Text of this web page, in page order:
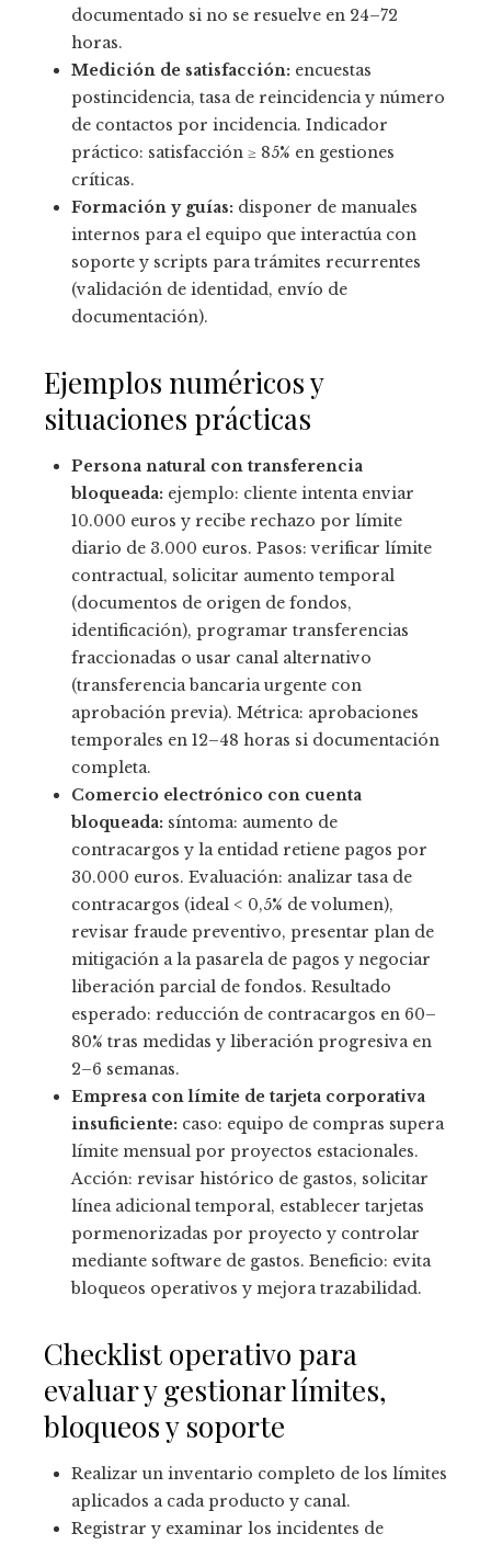
documentado si no se resuelve en 24–72
horas.
Medición de satisfacción: encuestas
postincidencia, tasa de reincidencia y número
de contactos por incidencia. Indicador
práctico: satisfacción ≥ 85% en gestiones
críticas.
Formación y guías: disponer de manuales
internos para el equipo que interactúa con
soporte y scripts para trámites recurrentes
(validación de identidad, envío de
documentación).
Ejemplos numéricos y
situaciones prácticas
Persona natural con transferencia
bloqueada: ejemplo: cliente intenta enviar
10.000 euros y recibe rechazo por límite
diario de 3.000 euros. Pasos: verificar límite
contractual, solicitar aumento temporal
(documentos de origen de fondos,
identificación), programar transferencias
fraccionadas o usar canal alternativo
(transferencia bancaria urgente con
aprobación previa). Métrica: aprobaciones
temporales en 12–48 horas si documentación
completa.
Comercio electrónico con cuenta
bloqueada: síntoma: aumento de
contracargos y la entidad retiene pagos por
30.000 euros. Evaluación: analizar tasa de
contracargos (ideal < 0,5% de volumen),
revisar fraude preventivo, presentar plan de
mitigación a la pasarela de pagos y negociar
liberación parcial de fondos. Resultado
esperado: reducción de contracargos en 60–
80% tras medidas y liberación progresiva en
2–6 semanas.
Empresa con límite de tarjeta corporativa
insuficiente: caso: equipo de compras supera
límite mensual por proyectos estacionales.
Acción: revisar histórico de gastos, solicitar
línea adicional temporal, establecer tarjetas
pormenorizadas por proyecto y controlar
mediante software de gastos. Beneficio: evita
bloqueos operativos y mejora trazabilidad.
Checklist operativo para
evaluar y gestionar límites,
bloqueos y soporte
Realizar un inventario completo de los límites
aplicados a cada producto y canal.
Registrar y examinar los incidentes de